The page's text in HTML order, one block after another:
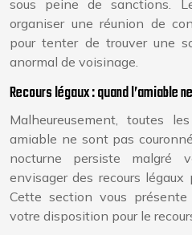
sous peine de sanctions.
organiser une réunion de
pour tenter de trouver une
anormal de voisinage.
Recours légaux : quand l’amiable
Malheureusement, toutes
amiable ne sont pas
nocturne persiste malgré
envisager des recours
Cette section vous
votre disposition pour le